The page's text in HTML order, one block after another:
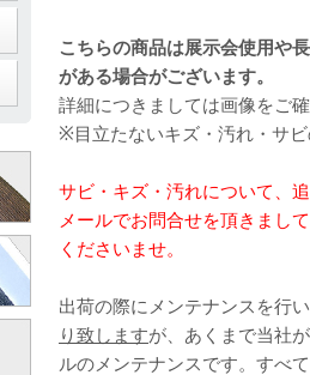
こちらの商品は展示会使用や
がある場合がございます。
詳細につきましては画像をご
※目立たないキズ・汚れ・サ
サビ・キズ・汚れについて、
メールでお問合せを頂きまし
くださいませ。
出荷の際にメンテナンスを行
り致しますが、あくまで当社
ルのメンテナンスです。すべ